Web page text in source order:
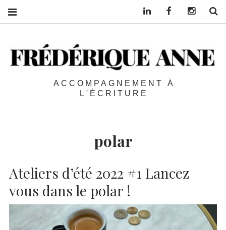
ACCOMPAGNEMENT À
L'ÉCRITURE
polar
Ateliers d’été 2022 #1 Lancez
vous dans le polar !
Linkedin Facebook